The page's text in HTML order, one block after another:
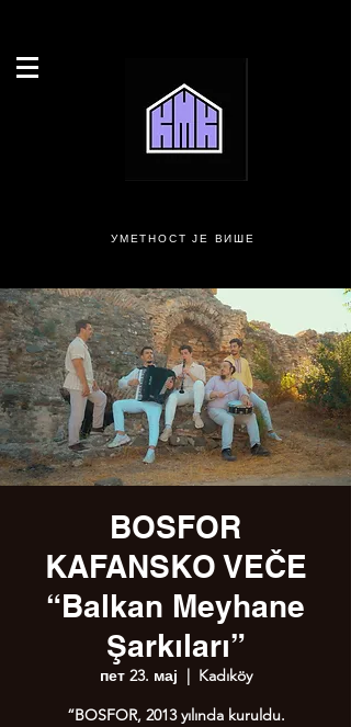
УМЕТНОСТ ЈЕ ВИШЕ
BOSFOR
KAFANSKO VEČE
“Balkan Meyhane
Şarkıları”
пет 23. мај
  |
Kadıköy
“BOSFOR, 2013 yılında kuruldu.